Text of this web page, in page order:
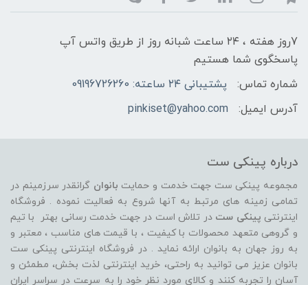
7روز هفته ، ۲۴ ساعت شبانه‌ روز از طریق واتس آپ
پاسخگوی شما هستیم
شماره تماس:
پشتیبانی ۲۴ ساعته: 09196726260
آدرس ایمیل:
pinkiset@yahoo.com
درباره پینکی ست
مجموعه پینکی ست جهت خدمت و حمایت بانوان گرانقدر سرزمینم در
تمامی زمینه های مرتبط به آنها شروع به فعالیت نموده . فروشگاه
اینترنتی پینکی ست در تلاش است در جهت خدمت رسانی بهتر با تیم
و گروهی متعهد محصولات با کیفیت ، با قیمت های مناسب ، معتبر و
به روز جهان به بانوان ارائه نماید . در فروشگاه اینترنتی پینکی ست
بانوان عزیز می توانيد به راحتی، خرید اینترنتی لذت بخش، مطمئن و
آسان را تجربه کنند و کالای مورد نظر خود را به سرعت در سراسر ایران